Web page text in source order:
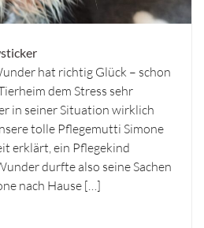
hat richtig Glück – schon
dem Stress sehr
in seiner Situation wirklich
tolle Pflegemutti Simone
erklärt, ein Pflegekind
durfte also seine Sachen
nach Hause […]